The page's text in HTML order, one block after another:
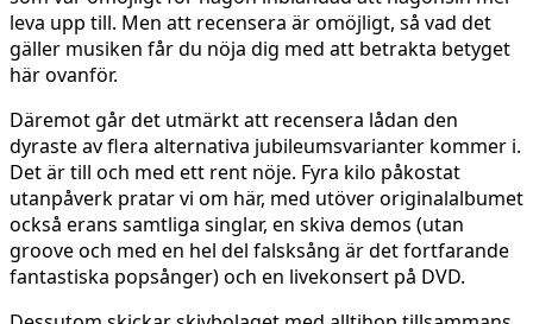
leva upp till. Men att recensera är omöjligt, så vad det
gäller musiken får du nöja dig med att betrakta betyget
här ovanför.
Däremot går det utmärkt att recensera lådan den
dyraste av flera alternativa jubileumsvarianter kommer i.
Det är till och med ett rent nöje. Fyra kilo påkostat
utanpåverk pratar vi om här, med utöver originalalbumet
också erans samtliga singlar, en skiva demos (utan
groove och med en hel del falsksång är det fortfarande
fantastiska popsånger) och en livekonsert på DVD.